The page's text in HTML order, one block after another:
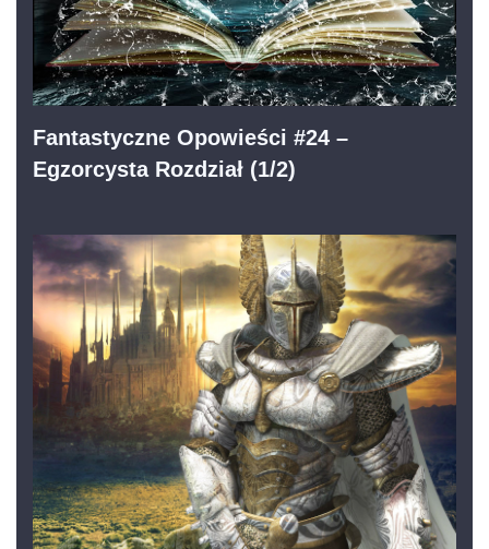
Fantastyczne Opowieści #24 –
Egzorcysta Rozdział (1/2)